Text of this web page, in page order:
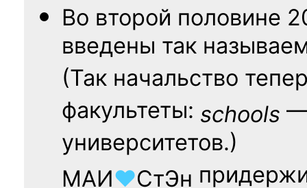
Во второй половине
введены так
(Так начальство
факультеты: schools —
университетов.)
МАИ♥СтЭн